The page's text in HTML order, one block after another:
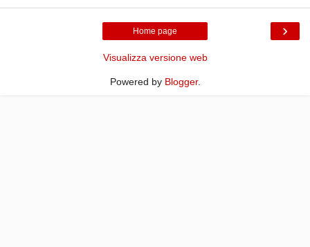
›
Home page
Visualizza versione web
Powered by Blogger.